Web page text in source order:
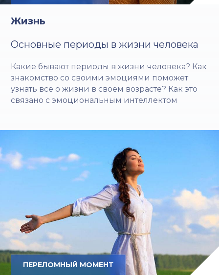
Жизнь
Основные периоды в жизни человека
Какие бывают периоды в жизни человека? Как
знакомство со своими эмоциями поможет
узнать все о жизни в своем возрасте? Как это
связано с эмоциональным интеллектом
ПЕРЕЛОМНЫЙ МОМЕНТ